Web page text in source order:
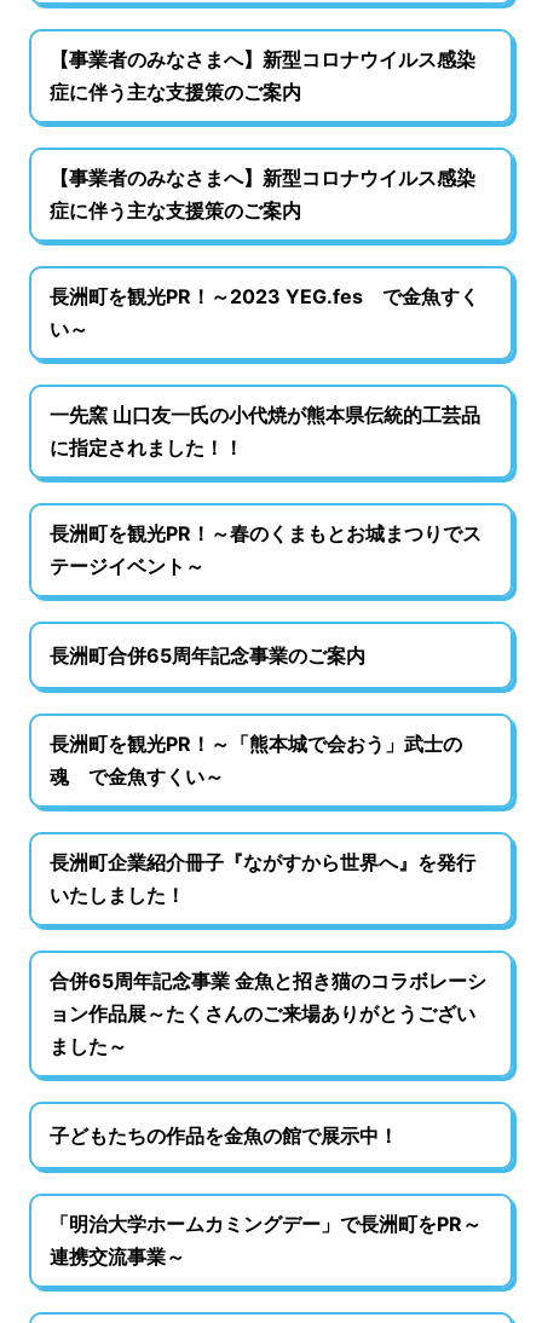
【事業者のみなさまへ】新型コロナウイルス感染
症に伴う主な支援策のご案内
【事業者のみなさまへ】新型コロナウイルス感染
症に伴う主な支援策のご案内
長洲町を観光PR！～2023 YEG.fes で金魚すく
い～
一先窯 山口友一氏の小代焼が熊本県伝統的工芸品
に指定されました！！
長洲町を観光PR！～春のくまもとお城まつりでス
テージイベント～
長洲町合併65周年記念事業のご案内
長洲町を観光PR！～「熊本城で会おう」武士の
魂 で金魚すくい～
長洲町企業紹介冊子『ながすから世界へ』を発行
いたしました！
合併65周年記念事業 金魚と招き猫のコラボレーシ
ョン作品展～たくさんのご来場ありがとうござい
ました～
子どもたちの作品を金魚の館で展示中！
「明治大学ホームカミングデー」で長洲町をPR～
連携交流事業～